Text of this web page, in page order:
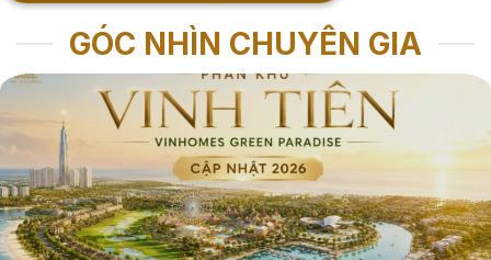
GÓC NHÌN CHUYÊN GIA